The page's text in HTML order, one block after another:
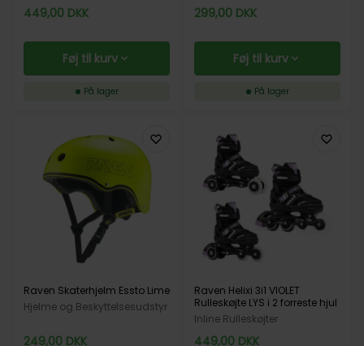
449,00 DKK
Føj til kurv
På lager
299,00 DKK
Føj til kurv
På lager
Raven Skaterhjelm Essto Lime
Hjelme og Beskyttelsesudstyr
249,00 DKK
Raven Helixi 3i1 VIOLET
Rulleskøjte LYS i 2 forreste hjul
Inline Rulleskøjter
449,00 DKK